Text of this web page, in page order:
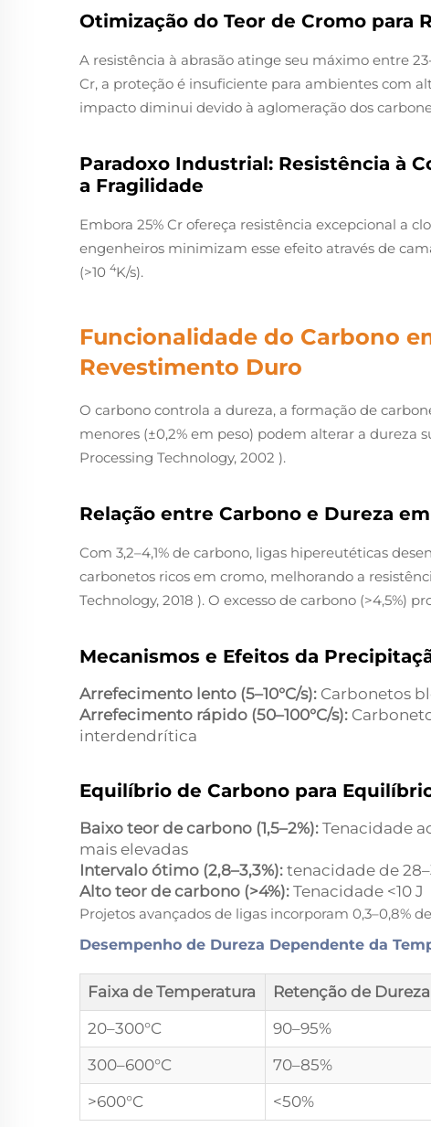
Otimização do Teor de Cromo para
A resistência à abrasão atinge seu máximo entre
Cr, a proteção é insuficiente para ambientes com
impacto diminui devido à aglomeração dos
Paradoxo Industrial: Resistência à
a Fragilidade
Embora 25% Cr ofereça resistência excepcional a
engenheiros minimizam esse efeito através de
(>10 4K/s).
Funcionalidade do Carbono
Revestimento Duro
O carbono controla a dureza, a formação de
menores (±0,2% em peso) podem alterar a dureza
Processing Technology, 2002 ).
Relação entre Carbono e Dureza
Com 3,2–4,1% de carbono, ligas hipereutéticas
carbonetos ricos em cromo, melhorando a
Technology, 2018 ). O excesso de carbono (>4,5%)
Mecanismos e Efeitos da
Arrefecimento lento (5–10°C/s): Carbonetos
Arrefecimento rápido (50–100°C/s):
interdendrítica
Equilíbrio de Carbono para
Baixo teor de carbono (1,5–2%): Tenacidade
mais elevadas
Intervalo ótimo (2,8–3,3%): tenacidade de
Alto teor de carbono (>4%): Tenacidade <10 J
Projetos avançados de ligas incorporam 0,3–0,8%
Desempenho de Dureza Dependente da
Faixa de Temperatura Retenção de Dureza
20–300°C
90–95%
300–600°C
70–85%
>600°C
<50%